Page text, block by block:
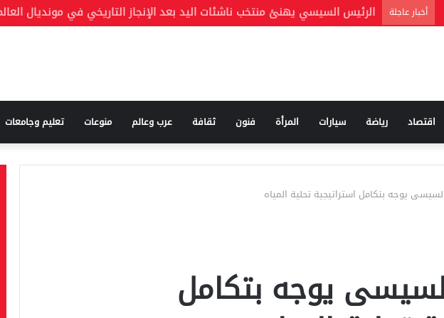
أخبار عاجلة
اقتصاد رياضة سيارات المرأة فنون ثقافة عرب وعالم منوعات تعليم وجامعات
يوجه بتكامل استراتيجية تحلية المياه
يوجه بتكامل